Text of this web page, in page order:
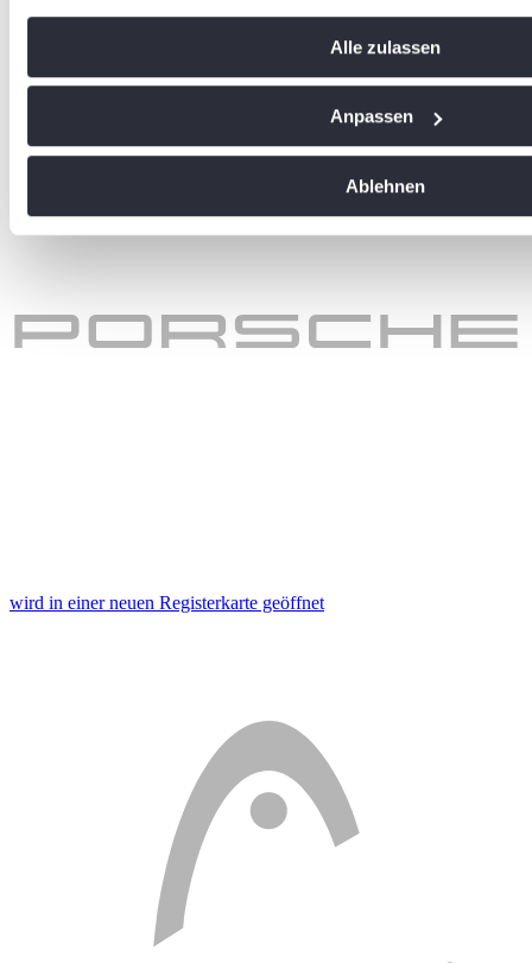
Ihr Gerät durch aktives Scannen nach bestimmten
Erfahren Sie mehr darüber, wie Ihre persönlichen Daten
an unsere Partner für soziale Medien, Werbung und
führen diese Informationen möglicherweise mit weiteren
Alle zulassen
Anpassen
Ablehnen
wird in einer neuen Registerkarte geöffnet